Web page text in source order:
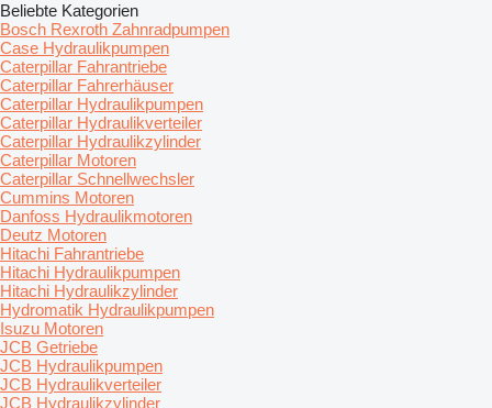
Beliebte Kategorien
Bosch Rexroth Zahnradpumpen
Case Hydraulikpumpen
Caterpillar Fahrantriebe
Caterpillar Fahrerhäuser
Caterpillar Hydraulikpumpen
Caterpillar Hydraulikverteiler
Caterpillar Hydraulikzylinder
Caterpillar Motoren
Caterpillar Schnellwechsler
Cummins Motoren
Danfoss Hydraulikmotoren
Deutz Motoren
Hitachi Fahrantriebe
Hitachi Hydraulikpumpen
Hitachi Hydraulikzylinder
Hydromatik Hydraulikpumpen
Isuzu Motoren
JCB Getriebe
JCB Hydraulikpumpen
JCB Hydraulikverteiler
JCB Hydraulikzylinder